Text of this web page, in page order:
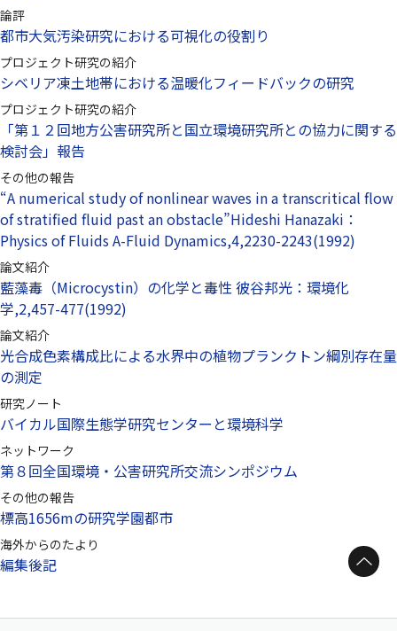
論評
都市大気汚染研究における可視化の役割り
プロジェクト研究の紹介
シベリア凍土地帯における温暖化フィードバックの研究
プロジェクト研究の紹介
「第１２回地方公害研究所と国立環境研究所との協力に関する
検討会」報告
その他の報告
“A numerical study of nonlinear waves in a transcritical flow
of stratified fluid past an obstacle”Hideshi Hanazaki：
Physics of Fluids A-Fluid Dynamics,4,2230-2243(1992)
論文紹介
藍藻毒（Microcystin）の化学と毒性 彼谷邦光：環境化
学,2,457-477(1992)
論文紹介
光合成色素構成比による水界中の植物プランクトン綱別存在量
の測定
研究ノート
バイカル国際生態学研究センターと環境科学
ネットワーク
第８回全国環境・公害研究所交流シンポジウム
その他の報告
標高1656mの研究学園都市
海外からのたより
編集後記 ページトップへ